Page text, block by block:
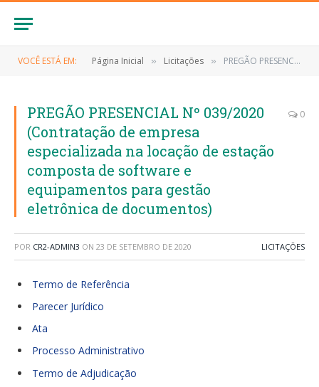
VOCÊ ESTÁ EM: Página Inicial » Licitações » PREGÃO PRESENCIAL Nº 039/2020 (Contratação de empresa especializada na locação de estação composta de software e equipamentos para gestão eletrônica de documentos)
PREGÃO PRESENCIAL Nº 039/2020
(Contratação de empresa
especializada na locação de estação
composta de software e
equipamentos para gestão
eletrônica de documentos)
0
POR CR2-ADMIN3 ON 23 DE SETEMBRO DE 2020 LICITAÇÕES
Termo de Referência
Parecer Jurídico
Ata
Processo Administrativo
Termo de Adjudicação